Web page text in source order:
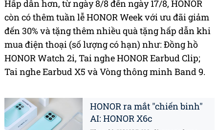
Hấp dẫn hơn, từ ngày 8/8 đến ngày 17/8, HONOR
còn có thêm tuần lễ HONOR Week với ưu đãi giảm
đến 30% và tặng thêm nhiều quà tặng hấp dẫn khi
mua điện thoại (số lượng có hạn) như: Đồng hồ
HONOR Watch 2i, Tai nghe HONOR Earbud Clip;
Tai nghe Earbud X5 và Vòng thông minh Band 9.
HONOR ra mắt "chiến binh"
AI: HONOR X6c